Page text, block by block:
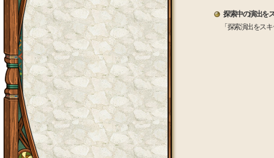
探索中の演出を
「探索演出をス